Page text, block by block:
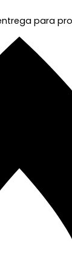
para